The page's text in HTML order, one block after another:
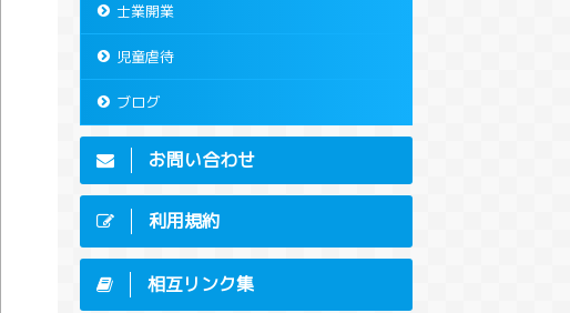
士業開業
児童虐待
ブログ
お問い合わせ
利用規約
相互リンク集